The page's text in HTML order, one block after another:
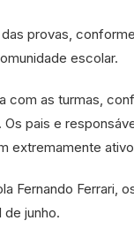
provas,
escolar.
com as turmas,
pais e
extremamente
Fernando Ferrari,
de junho.